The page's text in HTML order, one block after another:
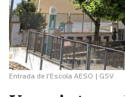
Entrada de l'Escola AESO | GSV